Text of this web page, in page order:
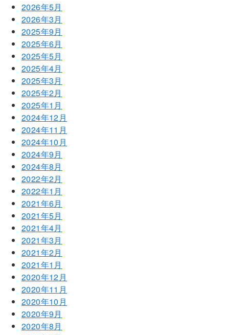
2026年5月
2026年3月
2025年9月
2025年6月
2025年5月
2025年4月
2025年3月
2025年2月
2025年1月
2024年12月
2024年11月
2024年10月
2024年9月
2024年8月
2022年2月
2022年1月
2021年6月
2021年5月
2021年4月
2021年3月
2021年2月
2021年1月
2020年12月
2020年11月
2020年10月
2020年9月
2020年8月